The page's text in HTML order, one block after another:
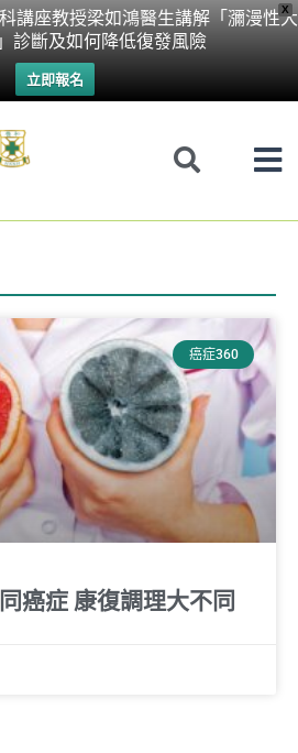
X
講座教授梁如鴻醫生講解「瀰漫性大
診斷及如何降低復發風險
立即報名
癌症360
癌症 康復調理大不同
PagePage